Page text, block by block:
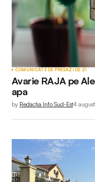
COMUNICATE DE PRESĂZI DE ZI
Avarie RAJA pe
apa
by Redactia Info Sud-Est4